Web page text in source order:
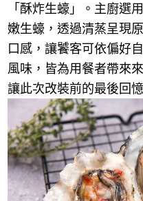
「酥炸生蠔」。主廚選
嫩生蠔，透過清蒸呈現
口感，讓饕客可依偏好
風味，皆為用餐者帶來
讓此次改裝前的最後回